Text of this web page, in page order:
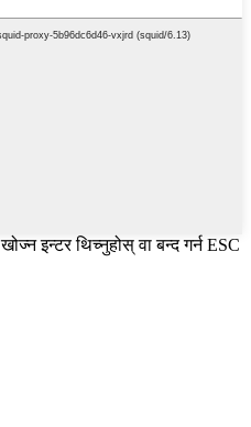
खोज्न इन्टर थिच्नुहोस् वा बन्द गर्न ESC